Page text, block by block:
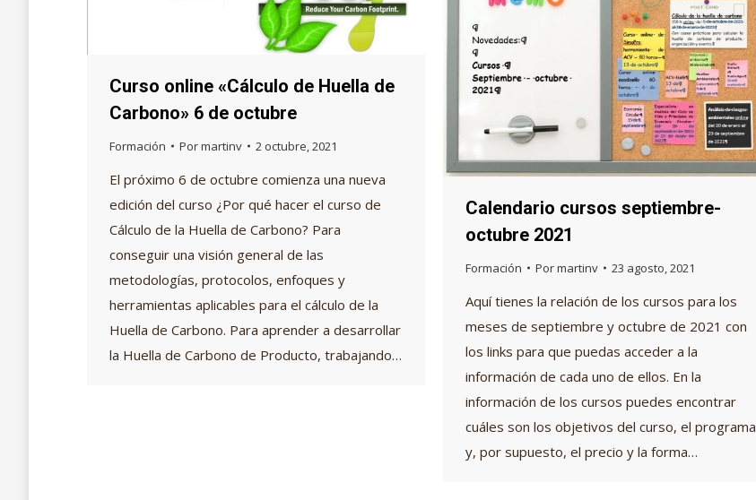
Curso online «Cálculo de Huella de
Carbono» 6 de octubre
Formación Pormartinv 2 octubre, 2021
El próximo 6 de octubre comienza una nueva
edición del curso ¿Por qué hacer el curso de
Cálculo de la Huella de Carbono? Para
conseguir una visión general de las
metodologías, protocolos, enfoques y
herramientas aplicables para el cálculo de la
Huella de Carbono. Para aprender a desarrollar
la Huella de Carbono de Producto, trabajando…
Calendario cursos septiembre-
octubre 2021
Formación Pormartinv 23 agosto, 2021
Aquí tienes la relación de los cursos para los
meses de septiembre y octubre de 2021 con
los links para que puedas acceder a la
información de cada uno de ellos. En la
información de los cursos puedes encontrar
cuáles son los objetivos del curso, el programa
y, por supuesto, el precio y la forma…